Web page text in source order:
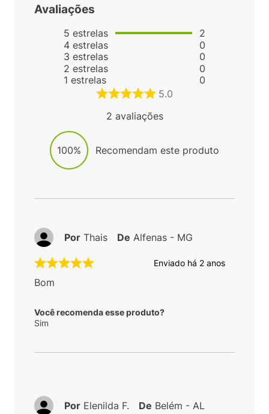
Avaliações
5 estrelas
4 estrelas
3 estrelas
2 estrelas
1 estrelas
2
0
0
0
0
5.0
2 avaliações
100% Recomendam este produto
Enviado há 2 anos
Bom
Você recomenda esse produto?
Sim
Por Thais De Alfenas - MG
Por Elenilda F. De Belém - AL